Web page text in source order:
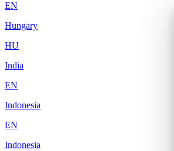
EN
Hungary
HU
India
EN
Indonesia
EN
Indonesia